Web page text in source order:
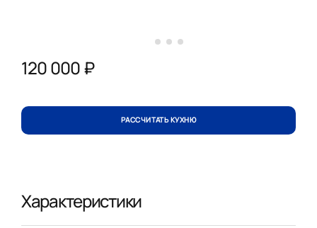
120 000 ₽
РАССЧИТАТЬ КУХНЮ
Характеристики